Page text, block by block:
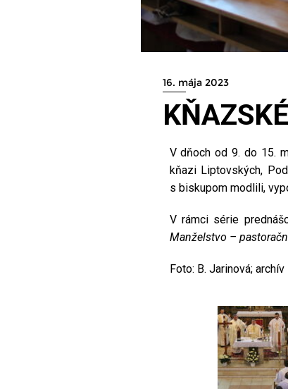
16. mája 2023
V dňoch od 9. do 15.
kňazi Liptovských,
s biskupom modlili,
V rámci série
Manželstvo –
Foto: B. Jarinová; archív